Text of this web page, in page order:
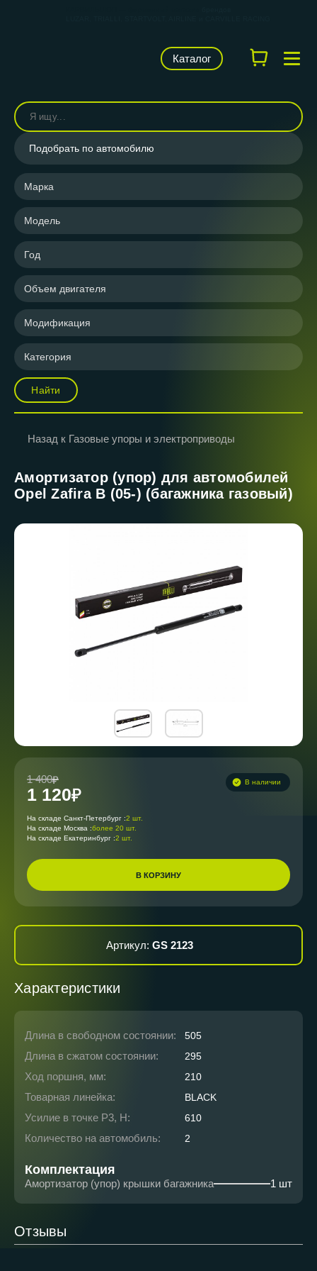
Каталог
Подобрать по автомобилю
Марка
Модель
Год
Объем двигателя
Модификация
Категория
Найти
Назад к Газовые упоры и электроприводы
Амортизатор (упор) для автомобилей
Opel Zafira B (05-) (багажника газовый)
1 400
1 120
В наличии
На складе Санкт-Петербург :2 шт.
На складе Москва :более 20 шт.
На складе Екатеринбург :2 шт.
В КОРЗИНУ
Артикул:GS 2123
Характеристики
Длина в свободном состоянии: 505
Длина в сжатом состоянии: 295
Ход поршня, мм: 210
Товарная линейка: BLACK
Усилие в точке P3, Н: 610
Количество на автомобиль: 2
Комплектация
Амортизатор (упор) крышки багажника 1 шт
Отзывы